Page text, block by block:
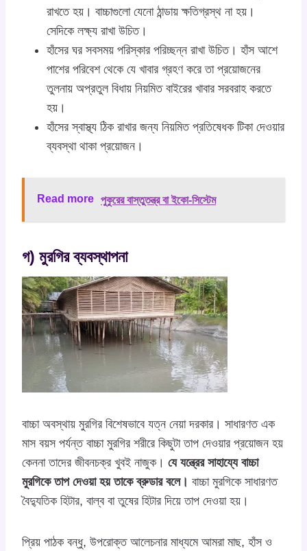
রাখতে হয়। বাচ্চাগুলো যেনো ঠান্ডায় ক্ষতিগ্রস্থ না হয়।
সেদিকে লক্ষ্য রাখা উচিত।
হাঁসের ঘর সবসময় পরিস্কার পরিচ্ছন্ন রাখা উচিত। হাঁস আশে
পাশের পরিবেশ থেকে যে খাবার গ্রহণ করে তা প্রয়োজনের
তুলনায় অপ্রতুল বিধায় নিয়মিত বাইরের খাবার সরবরাহ করতে
হয়।
হাঁসের স্বাস্থ্য ঠিক রাখার জন্য নিয়মিত প্রতিষেধক টিকা দেওয়ার
ব্যবস্থা থাকা প্রয়োজন।
Read more পুকুরের বাস্তুতন্ত্র বা ইকো-সিস্টেম
গ) মুরগির ব্যবস্থাপনা
বাচ্চা অবস্থায় মুরগির বিশেষভাবে যত্ন নেয়া দরকার। সাধারণত এক
মাস বয়স পর্যন্ত বাচ্চা মুরগির শরীরে কিছুটা তাপ দেওয়ার প্রয়োজন হয়
কেননা তাদের জীবনচক্র খুবই নাজুক। যে যন্ত্রের সাহায্যে বাচ্চা
মুরগিকে তাপ দেওয়া হয় তাকে ব্রুডার বলে। বাচ্চা মুরগিকে সাধারণত
বৈদ্যুতিক হিটার, বাল্ব বা তুষের হিটার দিয়ে তাপ দেওয়া হয়।
প্রিয় পাঠক বন্ধু, উপরোক্ত আলেচনার মাধ্যমে আমরা মাছ, হাঁস ও